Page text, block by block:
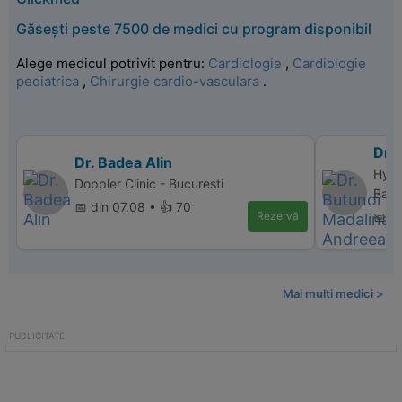
Găsești peste 7500 de medici cu program disponibil
Alege medicul potrivit pentru: Cardiologie , Cardiologie
pediatrica , Chirurgie cardio-vasculara .
Dr. Badea Alin
Doppler Clinic - Bucuresti
📅 din 07.08 • 👍 70
Rezervă
Dr.
📅
Mai multi medici >